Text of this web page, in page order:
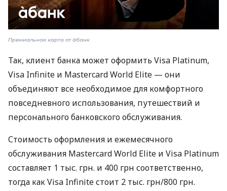
Премиальная карта от àбанк
Так, клиент банка может оформить Visa Platinum,
Visa Infinite и Mastercard World Elite — они
объединяют все необходимое для комфортного
повседневного использования, путешествий и
персонального банковского обслуживания.
Стоимость оформления и ежемесячного
обслуживания Mastercard World Elite и Visa Platinum
составляет 1 тыс. грн. и 400 грн соответственно,
тогда как Visa Infinite стоит 2 тыс. грн/800 грн.